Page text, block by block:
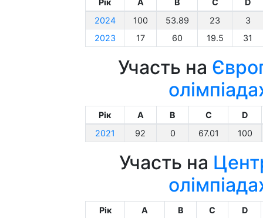
Рік A B C
D
2024
100 53.89 23
3
2023
17 60 19.5 31
Участь на
Рік A B C
D
2021
92 0 67.01 100
Участь на
Рік A B C
D